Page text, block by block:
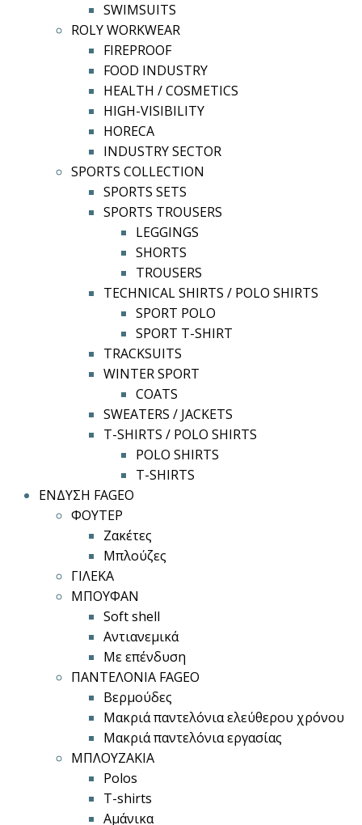
SWIMSUITS
ROLY WORKWEAR
FIREPROOF
FOOD INDUSTRY
HEALTH / COSMETICS
HIGH-VISIBILITY
HORECA
INDUSTRY SECTOR
SPORTS COLLECTION
SPORTS SETS
SPORTS TROUSERS
LEGGINGS
SHORTS
TROUSERS
TECHNICAL SHIRTS / POLO SHIRTS
SPORT POLO
SPORT T-SHIRT
TRACKSUITS
WINTER SPORT
COATS
SWEATERS / JACKETS
T-SHIRTS / POLO SHIRTS
POLO SHIRTS
T-SHIRTS
ΕΝΔΥΣΗ FAGEO
ΦΟΥΤΕΡ
Ζακέτες
Μπλούζες
ΓΙΛΕΚΑ
ΜΠΟΥΦΑΝ
Soft shell
Αντιανεμικά
Με επένδυση
ΠΑΝΤΕΛΟΝΙΑ FAGEO
Βερμούδες
Μακριά παντελόνια ελεύθερου χρόνου
Μακριά παντελόνια εργασίας
ΜΠΛΟΥΖΑΚΙΑ
Polos
T-shirts
Αμάνικα